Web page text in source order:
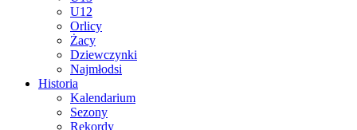
U12
Orlicy
Żacy
Dziewczynki
Najmłodsi
Historia
Kalendarium
Sezony
Rekordy